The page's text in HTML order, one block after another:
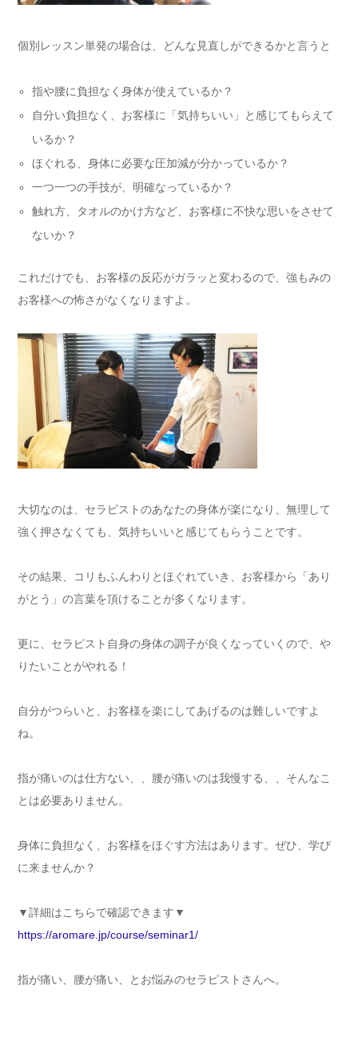
個別レッスン単発の場合は、どんな見直しができるかと言うと
指や腰に負担なく身体が使えているか？
自分い負担なく、お客様に「気持ちいい」
と感じてもらえて
いるか？
ほぐれる、身体に必要な圧加減が分かっているか？
一つ一つの手技が、明確なっているか？
触れ方、タオルのかけ方など、 お客様に不快な思いをさせて
ないか？
これだけでも、お客様の反応がガラッと変わるので、 強もみの
お客様への怖さがなくなりますよ。
大切なのは、 セラピストのあなたの身体が楽になり、無理して
強く押さなくても、 気持ちいいと感じてもらうことです。
その結果、コリもふんわりとほぐれていき、お客様から「あり
がとう」の言葉を頂けることが多くなります。
更に、セラピスト自身の身体の調子が良くなっていくので、や
りたいことがやれる！
自分がつらいと、お客様を楽にしてあげるのは難しいですよ
ね。
指が痛いのは仕方ない、、腰が痛いのは我慢する、、そんなこ
とは必要ありません。
身体に負担なく、お客様をほぐす方法はあります。ぜひ、学び
に来ませんか？
▼詳細はこちらで確認できます▼
https://aromare.jp/course/seminar1/
指が痛い、腰が痛い、とお悩みのセラピストさんへ。